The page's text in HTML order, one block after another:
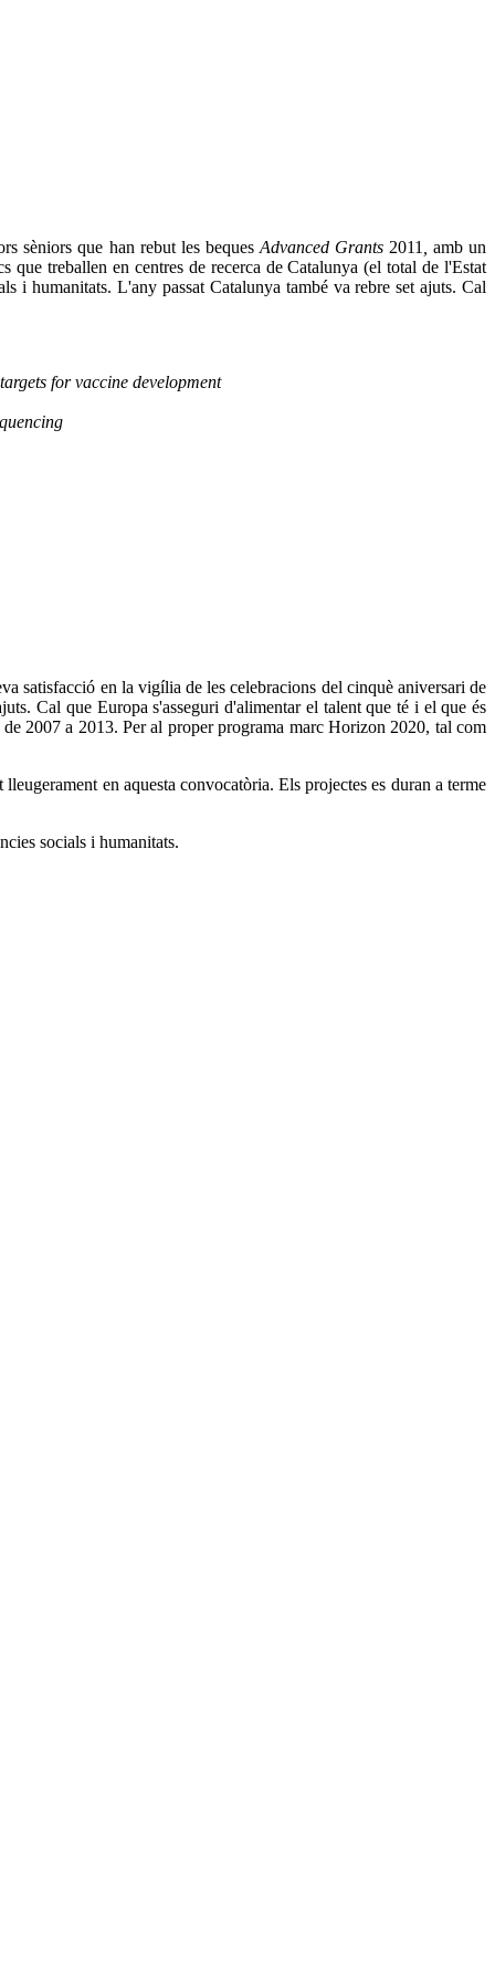
sèniors que han rebut les bequesAdvanced Grants 2011, amb un
treballen en centres de recerca de Catalunya (el total de l'Estat
i humanitats. L'any passat Catalunya també va rebre set ajuts. Cal
for vaccine development
satisfacció en la vigília de les celebracions del cinquè aniversari de
Cal que Europa s'asseguri d'alimentar el talent que té i el que és
2007 a 2013. Per al proper programa marc Horizon 2020, tal com
en aquesta convocatòria. Els projectes es duran a terme
socials i humanitats.